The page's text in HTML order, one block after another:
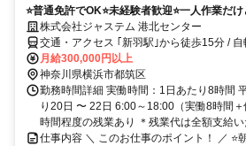
⭐普通免許でOK⭐未経験者歓迎⭐一人作業だ
株式会社ジャステム 港北センター
交通・アクセス ｢新羽駅｣から徒歩15分 / 自
にも「仲町台駅」「北新横浜駅」「都筑ふ
駅」「川崎駅」「横浜駅」等からもアクセ
月給300,000円以上
神奈川県横浜市都筑区
勤務時間詳細 実働時間：1日あたり8時間
り20日 〜 22日 6:00～18:00（実働8時間
時間程度の残業あり ＊残業代は全額支給い
仕事内容 ＼ このお仕事のポイント！ ／ ⭐